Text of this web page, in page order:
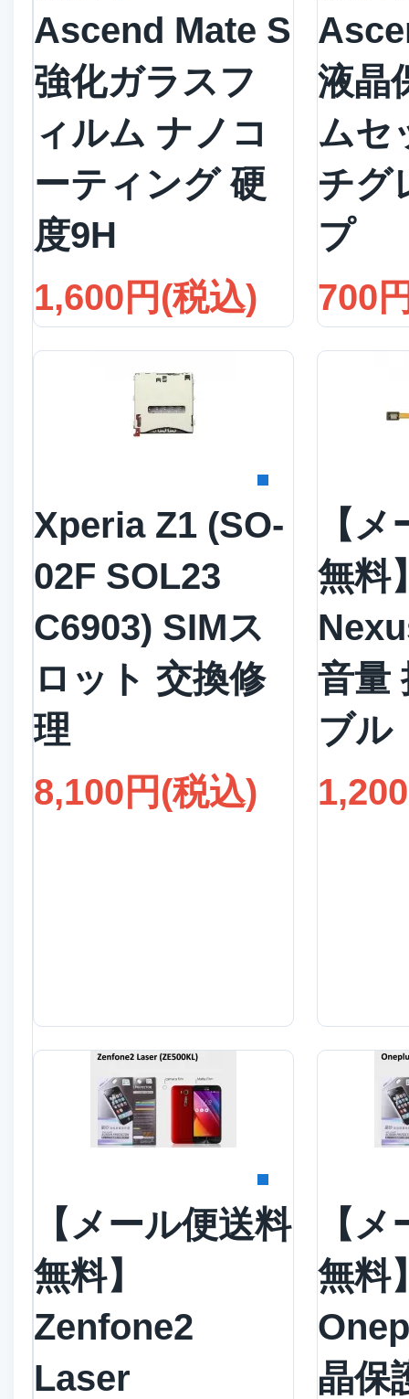
Ascend Mate S
強化ガラスフ
ィルム ナノコ
ーティング 硬
度9H
1,600円(税込)
液晶
ムセ
チグ
プ
700
Xperia Z1 (SO-
02F SOL23
C6903) SIMス
ロット 交換修
理
8,100円(税込)
【
無料
音量
ブル
【メール便送料
無料】
Zenfone2
Laser
【
無料
晶保